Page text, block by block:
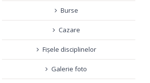
Burse
Cazare
Fișele disciplinelor
Galerie foto